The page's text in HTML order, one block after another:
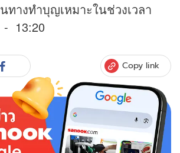
ทางทำบุญเหมาะในช่วงเวลา
Copy link